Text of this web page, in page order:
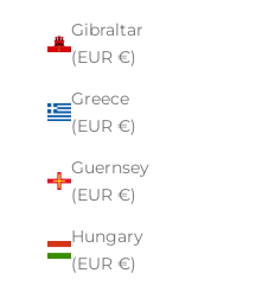
Gibraltar
(EUR €)
Greece
(EUR €)
Guernsey
(EUR €)
Hungary
(EUR €)